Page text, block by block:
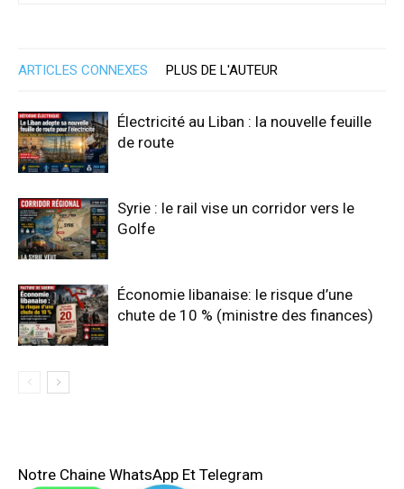
ARTICLES CONNEXES PLUS DE L'AUTEUR
Électricité au Liban : la nouvelle feuille
de route
Syrie : le rail vise un corridor vers le
Golfe
Économie libanaise: le risque d’une
chute de 10 % (ministre des finances)
Notre Chaine WhatsApp Et Telegram